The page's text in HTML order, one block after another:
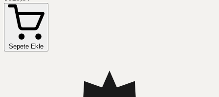
Sepete Ekle